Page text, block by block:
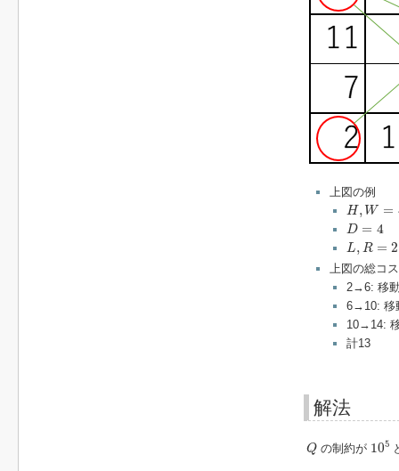
上図の例
H, W =
H, W=
D = 4
D=
L, R = 2
L R= 14
上図の総コ
2→6: 移
6→10: 移
10→14:
計13
解法
Q
Qの制約が 105
105